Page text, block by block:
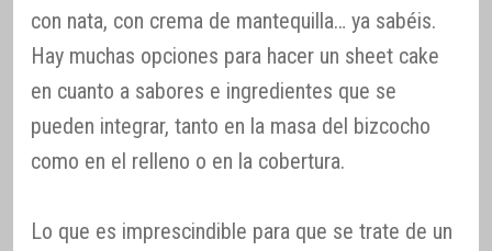
con nata, con crema de mantequilla… ya sabéis.
Hay muchas opciones para hacer un sheet cake
en cuanto a sabores e ingredientes que se
pueden integrar, tanto en la masa del bizcocho
como en el relleno o en la cobertura.
Lo que es imprescindible para que se trate de un